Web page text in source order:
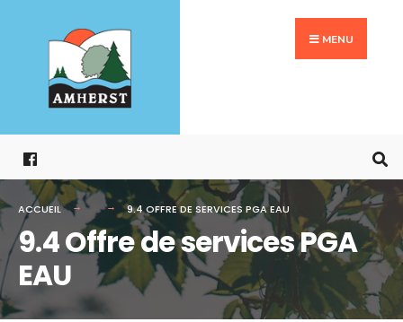
contenu
MENU
ACCUEIL 9.4 OFFRE DE SERVICES PGA EAU
9.4 Offre de services PGA
EAU
for: